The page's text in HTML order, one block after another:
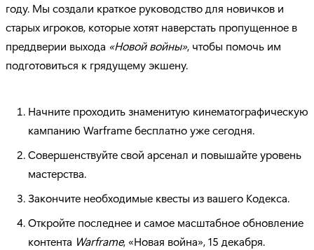
году. Мы создали краткое руководство для новичков и
старых игроков, которые хотят наверстать пропущенное в
преддверии выхода «Новой войны», чтобы помочь им
подготовиться к грядущему экшену.
Начните проходить знаменитую кинематографическую
кампанию Warframe бесплатно уже сегодня.
Совершенствуйте свой арсенал и повышайте уровень
мастерства.
Закончите необходимые квесты из вашего Кодекса.
Откройте последнее и самое масштабное обновление
контента Warframe, «Новая война», 15 декабря.